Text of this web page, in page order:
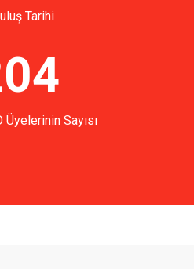
Tarihi
Üyelerinin Sayısı